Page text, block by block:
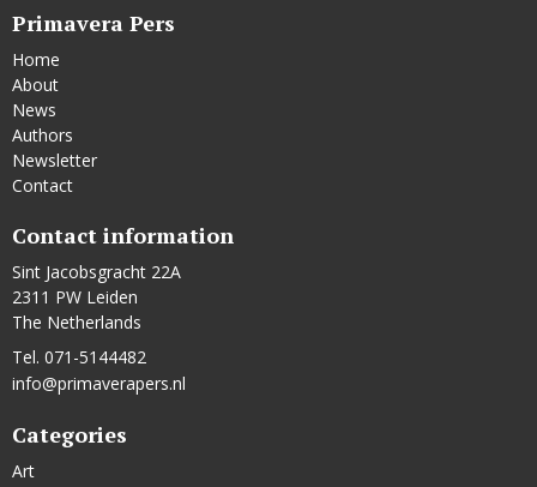
Primavera Pers
Home
About
News
Authors
Newsletter
Contact
Contact information
Sint Jacobsgracht 22A
2311 PW Leiden
The Netherlands
Tel. 071-5144482
info@primaverapers.nl
Categories
Art